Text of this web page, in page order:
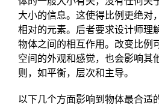
大小的信息。这使得比例更绝对
相对的元素。后者要求设计师理
物体之间的相互作用。改变比例
空间的外观和感觉，也会影响其
则，如平衡，层次和主导。
以下几个方面影响到物体最合适